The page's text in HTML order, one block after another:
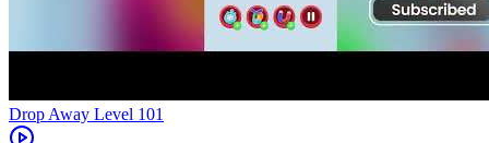
Level 101